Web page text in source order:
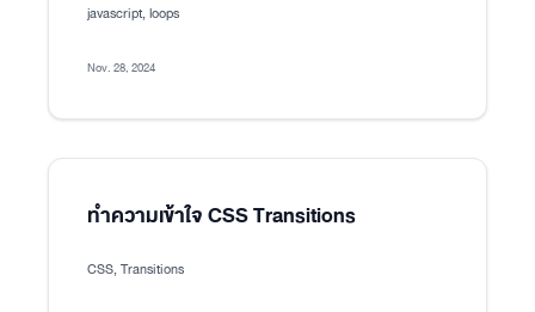
javascript, loops
Nov. 28, 2024
ทำความเข้าใจ CSS Transitions
CSS, Transitions